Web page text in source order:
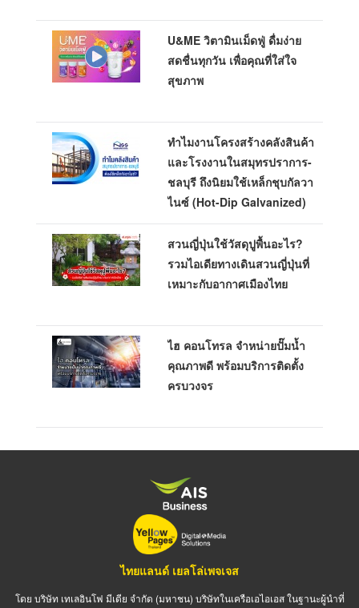
U&ME วิตามินเม็ดฟู่ ดื่มง่าย
สดชื่นทุกวัน เพื่อคุณที่ใส่ใจ
สุขภาพ
ทำไมงานโครงสร้างคลังสินค้า
และโรงงานในสมุทรปราการ-
ชลบุรี ถึงนิยมใช้เหล็กชุบกัลวา
ไนซ์ (Hot-Dip Galvanized)
สวนญี่ปุ่นใช้วัสดุปูพื้นอะไร?
รวมไอเดียทางเดินสวนญี่ปุ่นที่
เหมาะกับอากาศเมืองไทย
ไฮ คอนโทรล จำหน่ายปั๊มน้ำ
คุณภาพดี พร้อมบริการติดตั้ง
ครบวงจร
ไทยแลนด์ เยลโล่เพจเจส
โดย บริษัท เทเลอินโฟ มีเดีย จำกัด (มหาชน) บริษัทในเครือเอไอเอส ในฐานะผู้นำที่